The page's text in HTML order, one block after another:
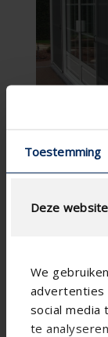
Toestemming
Deze
We
advertenties
social media
te